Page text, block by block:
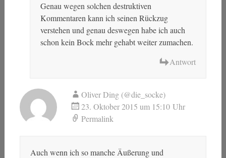
Genau wegen solchen destruktiven
Kommentaren kann ich seinen Rückzug
verstehen und genau deswegen habe ich auch
schon kein Bock mehr gehabt weiter zumachen.
Antwort
Oliver Ding (@die_socke)
23. Oktober 2015 um 15:10 Uhr
Permalink
Auch wenn ich so manche Äußerung und